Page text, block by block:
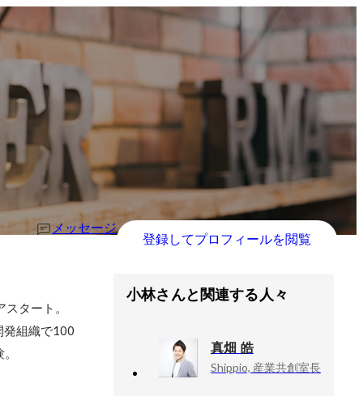
メッセージ
登録してプロフィールを閲覧
タート。
発組織で100
小林さんと関連する人々
真畑 皓
Shippio, 産業共創室長